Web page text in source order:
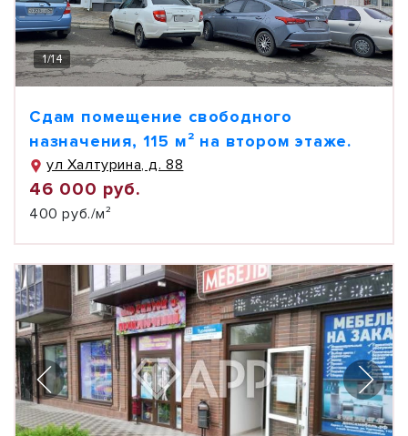
1/14
Сдам помещение свободного
назначения, 115 м² на втором этаже.
ул Халтурина, д. 88
46 000 руб.
400 руб./м²